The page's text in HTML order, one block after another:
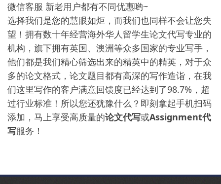
微信客服 新老用户都有不同优惠哟~
选择我们是您的慧眼如炬，而我们也同样不会让您失
望！拥有数十年经营海外华人留学生论文代写专业的
机构，旗下拥有英国、澳洲等众多国家的专业写手，
他们都是我们精心筛选出来的精英中的精英，对于众
多的论文格式，论文题目都有高深的写作造诣，在我
们这里写作的客户满意回馈度已经达到了98.7%，超
过行业标准！所以您还犹豫什么？即刻拿起手机扫码
添加，马上享受高质量的论文代写或Assignment代
写服务！